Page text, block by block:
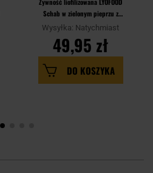
Schab w zielonym pieprzu z
ziemniakami 92 g/386 kcal
Wysyłka: Natychmiast
49,95 zł
DO KOSZYKA